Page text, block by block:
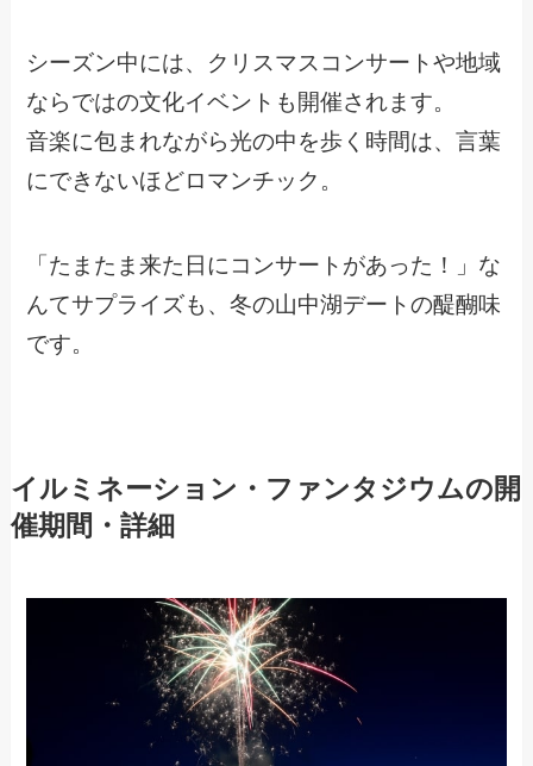
シーズン中には、クリスマスコンサートや地域
ならではの文化イベントも開催されます。
音楽に包まれながら光の中を歩く時間は、言葉
にできないほどロマンチック。
「たまたま来た日にコンサートがあった！」な
んてサプライズも、冬の山中湖デートの醍醐味
です。
イルミネーション・ファンタジウムの開
催期間・詳細